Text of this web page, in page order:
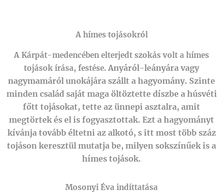
A hímes tojásokról
A Kárpát-medencében elterjedt szokás volt a hímes
tojások írása, festése.Anyáról-leányára vagy
nagymamáról unokájára szállt a hagyomány. Szinte
minden család saját maga öltöztette díszbe a húsvéti
főtt tojásokat, tette az ünnepi asztalra, amit
megtörtek és el is fogyasztottak. Ezt a hagyományt
kívánja tovább éltetni az alkotó, s itt most több száz
tojáson keresztül mutatja be, milyen sokszínűek is a
hímes tojások.
Mosonyi Éva indíttatása